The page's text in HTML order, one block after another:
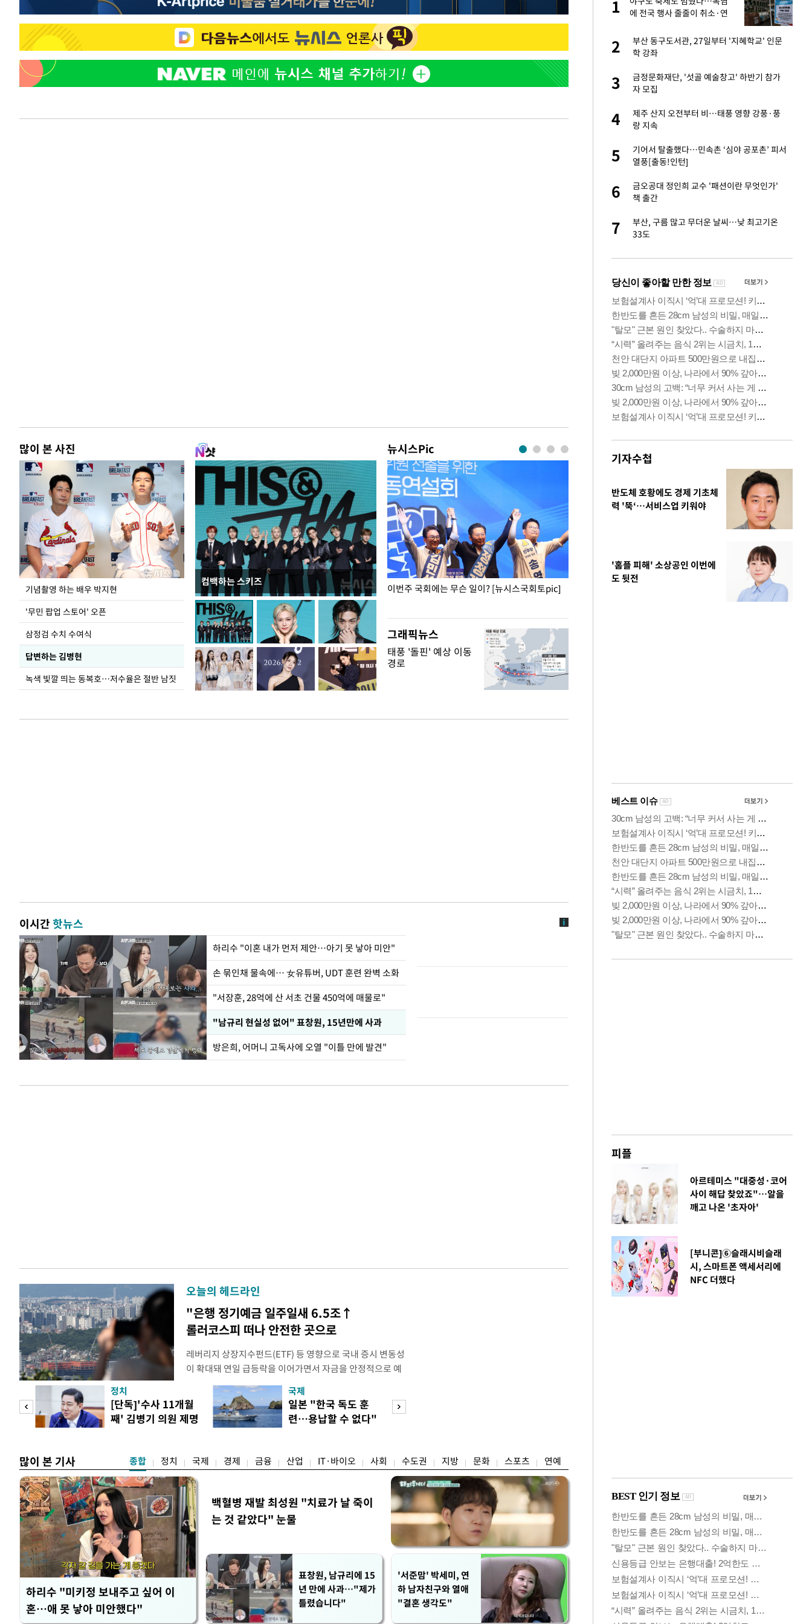
많이 본 사진
기념촬영 하는 배우 박지현
'무민 팝업 스토어' 오픈
삼정검 수치 수여식
답변하는 김병현
녹색 빛깔 띄는 동복호…저수율은 절반 남짓
컴백하는 스키즈
뉴시스Pic
이 대통령, 국가폭력 피해자에 위로·사과…"국가
가 책임지고 치유"
이번주 국회에는 무슨 일이? [뉴시스국회토pic] 사진으로 보는
그래픽뉴스
태풍 '돌핀' 예상 이동
경로
이시간핫뉴스
하리수 "이혼 내가 먼저 제안…아기 못 낳아 미안"
손 묶인채 물속에… 女유튜버, UDT 훈련 완벽 소화
"서장훈, 28억에 산 서초 건물 450억에 매물로"
"남규리 현실성 없어" 표창원, 15년만에 사과
방은희, 어머니 고독사에 오열 "이틀 만에 발견"
오늘의 헤드라인
"은행 정기예금 일주일새 6.5조↑
롤러코스피 떠나 안전한 곳으로
레버리지 상장지수펀드(ETF) 등 영향으로 국내 증시 변동성
이 확대돼 연일 급등락을 이어가면서 자금을 안정적으로 예
치하려는 수요가 점차 불어나고 있다. 기준금리 인상기 전환
으로 은행권 수신상품 금리도 오르면서 시중 유동자금이 예
금으로 빠르게 몰리는 모습이다. 8일 금융권에 따르면 KB국
민·신한·하나·우리·NH농협 등 5대 시중은행의 정기예금
정치
[단독]'수사 11개월
째' 김병기 의원 제명
국제
일본 "한국 독도 훈
련…용납할 수 없다"
많이 본 기사 종합 정치 국제 경제 금융 산업 IT·바이오 사회 수도권 지방 문화 스포츠 연예
하리수 "미키정 보내주고 싶어 이
혼…애 못 낳아 미안했다"
백혈병 재발 최성원 "치료가 날 죽이
는 것 같았다" 눈물
표창원, 남규리에 15
년 만에 사과…"제가
틀렸습니다"
'서준맘' 박세미, 연
하 남자친구와 열애
"결혼 생각도"
어 이혼…애 못 낳아 미안했
다"
2
았다" 눈물
3
표창원, 남규리에 15년 만에 사과…"제가 틀
렸습니다"
4
1
에 전국 행사 줄줄이 취소·연
2
부산 동구도서관, 27일부터 '지혜학교' 인문
학 강좌
3
금정문화재단, '섯골 예술창고' 하반기 참가
자 모집
4
제주 산지 오전부터 비…태풍 영향 강풍·풍
랑 지속
5
기어서 탈출했다…민속촌 ‘심야 공포촌’ 피서
열풍[출동!인턴]
6
금오공대 정인희 교수 '패션이란 무엇인가'
책 출간
7
부산, 구름 많고 무더운 날씨…낮 최고기온
33도
기자수첩
반도체 호황에도 경제 기초체
력 '뚝‘…서비스업 키워야
'홈플 피해' 소상공인 이번에
도 뒷전
피플
아르테미스 "대중성·코어
사이 해답 찾았죠"…알을
깨고 나온 '초자아'
[부니콘]⑥슬래시비슬래
시, 스마트폰 액세서리에
NFC 더했다